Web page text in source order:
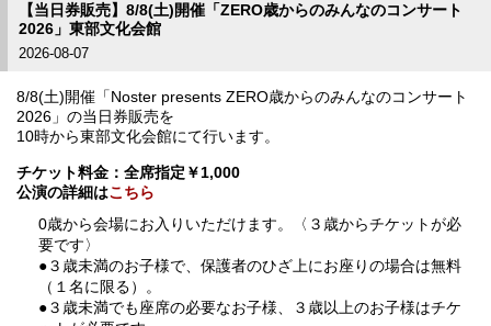
【当日券販売】8/8(土)開催「ZERO歳からのみんなのコンサート
2026」東部文化会館
2026-08-07
8/8(土)開催「Noster presents ZERO歳からのみんなのコンサート
2026」の当日券販売を
10時から東部文化会館にて行います。
チケット料金：全席指定￥1,000
公演の詳細はこちら
0歳から会場にお入りいただけます。〈３歳からチケットが必
要です〉
●３歳未満のお子様で、保護者のひざ上にお座りの場合は無料
（１名に限る）。
●３歳未満でも座席の必要なお子様、３歳以上のお子様はチケ